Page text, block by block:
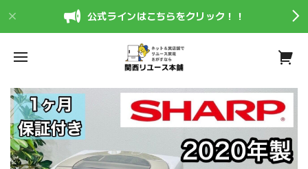
公式ラインはこちらをクリック！！